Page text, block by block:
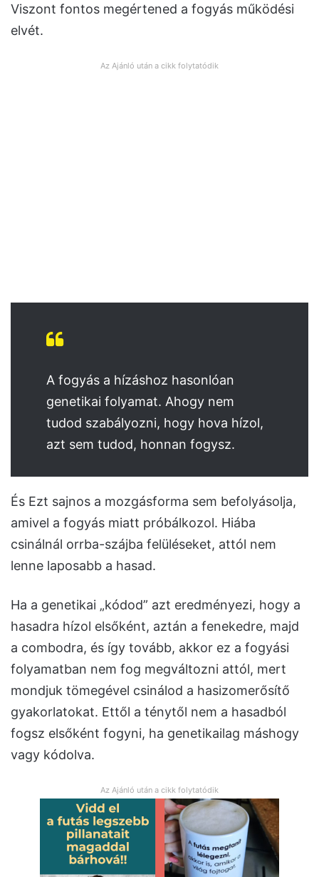
Viszont fontos megértened a fogyás működési
elvét.
Az Ajánló után a cikk folytatódik
A fogyás a hízáshoz hasonlóan
genetikai folyamat. Ahogy nem
tudod szabályozni, hogy hova hízol,
azt sem tudod, honnan fogysz.
És Ezt sajnos a mozgásforma sem befolyásolja,
amivel a fogyás miatt próbálkozol. Hiába
csinálnál orrba-szájba felüléseket, attól nem
lenne laposabb a hasad.
Ha a genetikai „kódod” azt eredményezi, hogy a
hasadra hízol elsőként, aztán a fenekedre, majd
a combodra, és így tovább, akkor ez a fogyási
folyamatban nem fog megváltozni attól, mert
mondjuk tömegével csinálod a hasizomerősítő
gyakorlatokat. Ettől a ténytől nem a hasadból
fogsz elsőként fogyni, ha genetikailag máshogy
vagy kódolva.
Az Ajánló után a cikk folytatódik